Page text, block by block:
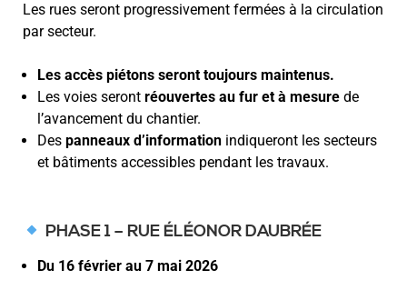
Les rues seront progressivement fermées à la circulation
par secteur.
Les accès piétons seront toujours maintenus.
Les voies seront réouvertes au fur et à mesure de
l’avancement du chantier.
Des panneaux d’information indiqueront les secteurs
et bâtiments accessibles pendant les travaux.
PHASE 1 – RUE ÉLÉONOR DAUBRÉE
Du 16 février au 7 mai 2026